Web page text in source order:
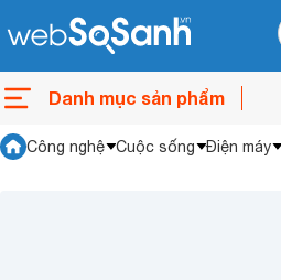
Danh mục sản phẩm
Công nghệ Cuộc sống Điện máy